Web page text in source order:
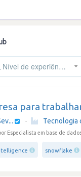
Nível de experiência
para
· Tecnologia
Especialista em base de
snowflake